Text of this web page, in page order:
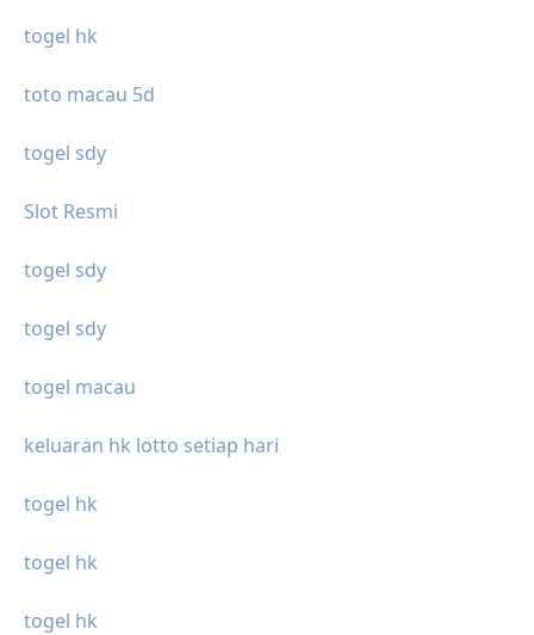
togel hk
toto macau 5d
togel sdy
Slot Resmi
togel sdy
togel sdy
togel macau
keluaran hk lotto setiap hari
togel hk
togel hk
togel hk